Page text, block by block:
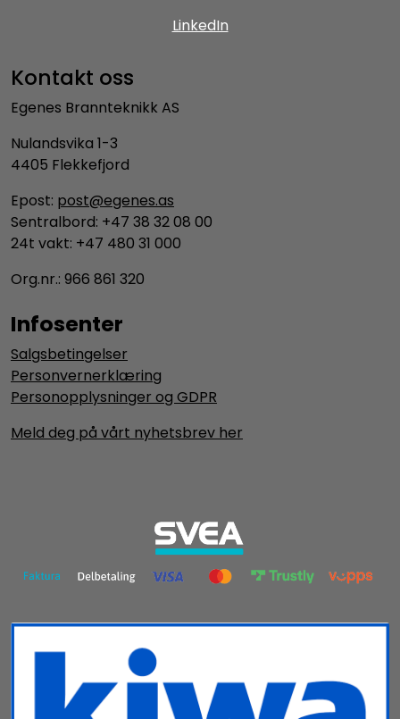
LinkedIn
Kontakt oss
Egenes Brannteknikk AS
Nulandsvika 1-3
4405 Flekkefjord
Epost: post@egenes.as
Sentralbord: +47 38 32 08 00
24t vakt: +47 480 31 000
Org.nr.: 966 861 320
Infosenter
Salgsbetingelser
Personvernerklæring
Personopplysninger og GDPR
Meld deg på vårt nyhetsbrev her